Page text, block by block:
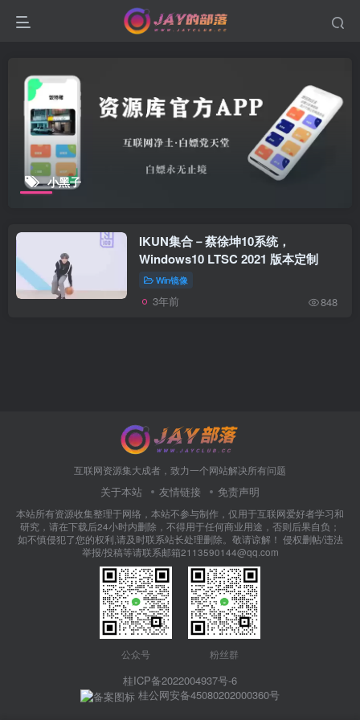
小黑子
IKUN集合－蔡徐坤10系统，
Windows10 LTSC 2021 版本定制
Win镜像
3年前 848
互联网资源集大成者，致力一个网站解决所有问题
关于本站 友情链接 免责声明
本站所有资源收集整理于网络，本站不参与制作，仅用于互联网爱好者学习和
研究，请在下载后24小时内删除，不得用于任何商业用途，否则后果自负；
如不慎侵犯了您的权利,请及时联系站长处理删除。敬请谅解！ 侵权删帖/违法
举报/投稿等请联系邮箱2113590144@qq.com
公众号 粉丝群
桂ICP备2022004937号-6
桂公网安备45080202000360号